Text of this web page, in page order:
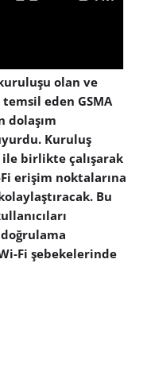
olan ve
eden GSMA
dolaşım
Kuruluş
ile birlikte çalışarak
erişim noktalarına
Bu
Fi şebekelerinde